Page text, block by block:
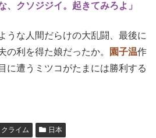
、クソジジイ。起きてみろよ」
うな人間だらけの大乱闘、最後に
の利を得た娘だったか。
園子温作
に遭うミツコがたまには勝利する
クライム 日本